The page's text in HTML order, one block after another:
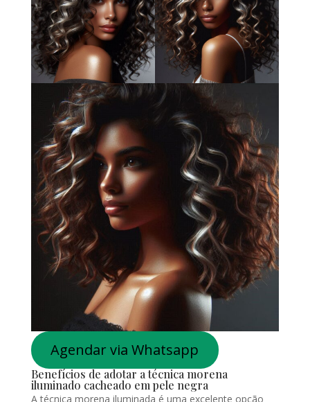
Agendar via Whatsapp
Benefícios de adotar a técnica morena
iluminado cacheado em pele negra
A técnica morena iluminada é uma excelente opção